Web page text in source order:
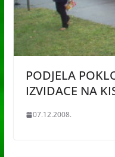
PODJELA
IZVIDACE NA
07.12.2008.